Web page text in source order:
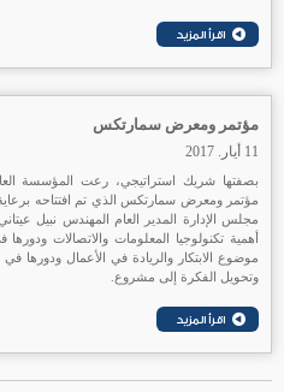
مؤتمر ومعرض سمارتكس
11 أيار. 2017
بصفتها شريك استراتيجي، رعت المؤسسة
مؤتمر ومعرض سمارتكس الذي تم افتتاحه
مجلس الإدارة المدير العام المهندس نبيل
أهمية تكنولوجيا المعلومات والاتصالات
موضوع الابتكار والريادة في الأعمال ودورها
وتحويل الفكرة إلى مشروع.